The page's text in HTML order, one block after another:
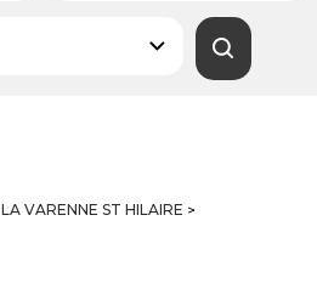
LA VARENNE ST HILAIRE >